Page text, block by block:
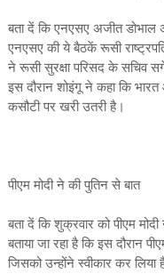
बता दें कि एनएसए अजीत
एनएसए की ये बैठकें रूसी
ने रूसी सुरक्षा परिसद के सचिव
इस दौरान शोइंगू ने कहा कि
कसौटी पर खरी उतरी है।
पीएम मोदी ने की पुतिन से बात
बता दें कि शुक्रवार को पीएम
बताया जा रहा है कि इस दौरान
जिसको उन्होंने स्वीकार कर लिया